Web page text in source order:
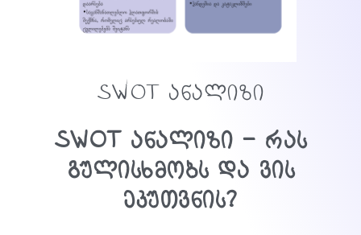
SWOT ანალიზი
SWOT ანალიზი – რას
გულისხმობს და ვის
ეკუთვნის?